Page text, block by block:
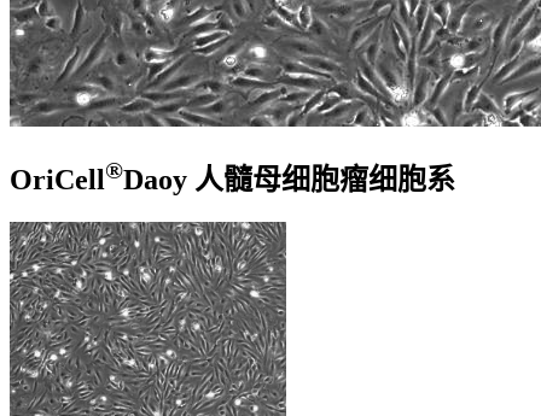
OriCell®Daoy 人髓母细胞瘤细胞系